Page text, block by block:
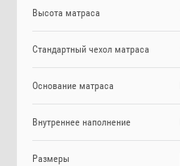
Высота матраса
Стандартный чехол матраса
Основание матраса
Внутреннее наполнение
Размеры